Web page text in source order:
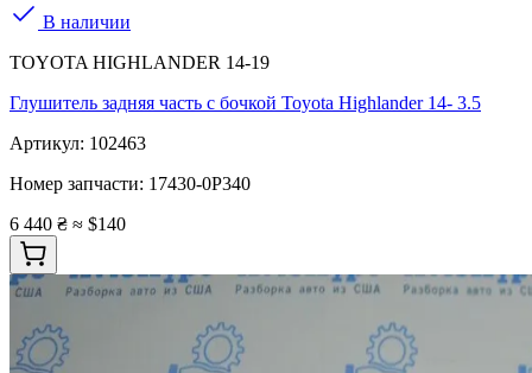
В наличии
TOYOTA HIGHLANDER 14-19
Глушитель задняя часть с бочкой Toyota Highlander 14- 3.5
Артикул: 102463
Номер запчасти: 17430-0P340
6 440 ₴ ≈ $140